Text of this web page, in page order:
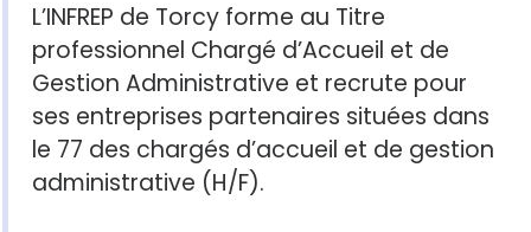
L’INFREP de Torcy forme au Titre
professionnel Chargé d’Accueil et de
Gestion Administrative et recrute pour
ses entreprises partenaires situées dans
le 77 des chargés d’accueil et de gestion
administrative (H/F).